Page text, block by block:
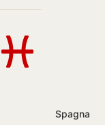
Spagna